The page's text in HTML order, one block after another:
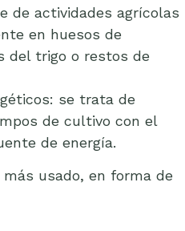
de actividades agrícolas
en huesos de
del trigo o restos de
se trata de
de cultivo con el
de energía.
usado, en forma de